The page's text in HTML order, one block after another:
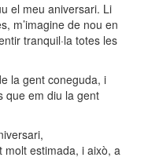
el meu aniversari. Li
m’imagine de nou en
tranquil·la totes les
la gent coneguda, i
que em diu la gent
molt estimada, i això, a